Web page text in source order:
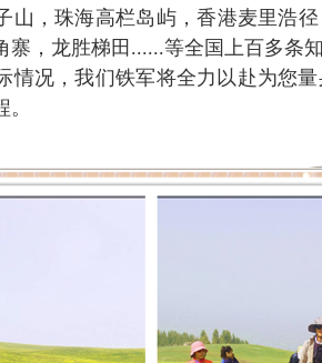
山，珠海高栏岛屿，香港麦里浩
寨，龙胜梯田......等全国上百多条
情况，我们铁军将全力以赴为您